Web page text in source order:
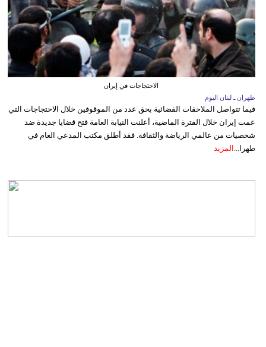
الاحتجاجات في إيران
طهران ـ لبنان اليوم
فيما تتواصل الملاحقات القضائية بحق عدد من الموقوفين خلال الاحتجاجات التي
عمت إيران خلال الفترة الماضية، أعلنت النيابة العامة فتح قضايا جديدة ضد
شخصيات من عالمي الرياضة والثقافة. فقد أطلق مكتب المدعي العام في
طهرا... المزيد